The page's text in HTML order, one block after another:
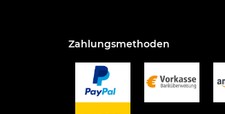
Zahlungsmethoden